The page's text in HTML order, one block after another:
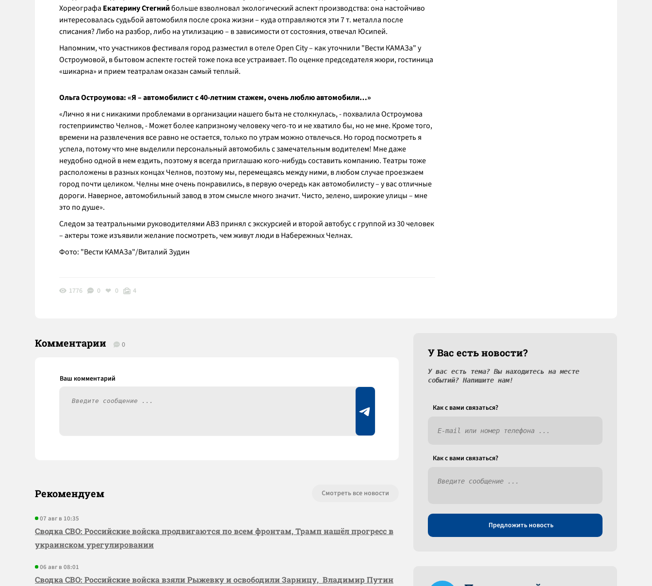
Хореографа Екатерину Стегнийбольше взволновал экологический аспект производства: она настойчиво
интересовалась судьбой автомобиля после срока жизни – куда отправляются эти 7 т. металла после
списания? Либо на разбор, либо на утилизацию – в зависимости от состояния, отвечал Юсипей.
Напомним, что участников фестиваля город разместил в отеле Open City – как уточнили "Вести КАМАЗа" у
Остроумовой, в бытовом аспекте гостей тоже пока все устраивает. По оценке председателя жюри, гостиница
«шикарна» и прием театралам оказан самый теплый.
Ольга Остроумова: «Я – автомобилист с 40-летним стажем, очень люблю автомобили…»
«Лично я ни с никакими проблемами в организации нашего быта не столкнулась, - похвалила Остроумова
гостеприимство Челнов, - Может более капризному человеку чего-то и не хватило бы, но не мне. Кроме того,
времени на развлечения все равно не остается, только по утрам можно отвлечься. Но город посмотреть я
успела, потому что мне выделили персональный автомобиль с замечательным водителем! Мне даже
неудобно одной в нем ездить, поэтому я всегда приглашаю кого-нибудь составить компанию. Театры тоже
расположены в разных концах Челнов, поэтому мы, перемещаясь между ними, в любом случае проезжаем
город почти целиком. Челны мне очень понравились, в первую очередь как автомобилисту – у вас отличные
дороги. Наверное, автомобильный завод в этом смысле много значит. Чисто, зелено, широкие улицы – мне
это по душе».
Следом за театральными руководителями АВЗ принял с экскурсией и второй автобус с группой из 30 человек
– актеры тоже изъявили желание посмотреть, чем живут люди в Набережных Челнах.
Фото: "Вести КАМАЗа"/Виталий Зудин
1776 0 0 4
Комментарии 0
Рекомендуем Смотреть все новости
07 авг в 10:35
Сводка СВО: Российские войска продвигаются по всем фронтам, Трамп нашёл прогресс в
украинском урегулировании
06 авг в 08:01
Сводка СВО: Российские войска взяли Рыжевку и освободили Зарницу, Владимир Путин
У Вас есть новости?
У вас есть тема? Вы находитесь на месте
событий? Напишите нам!
Как c вами связаться?
Как c вами связаться?
Предложить новость